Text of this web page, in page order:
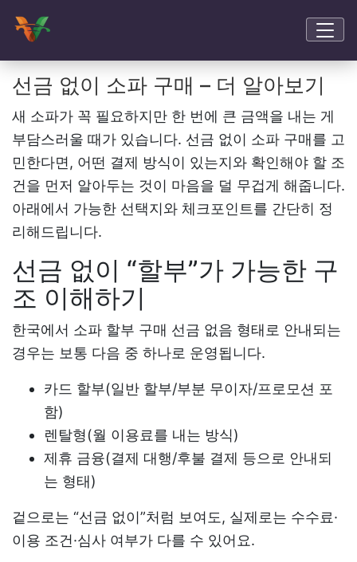
선금 없이 소파 구매 – 더 알아보기
새 소파가 꼭 필요하지만 한 번에 큰 금액을 내는 게
부담스러울 때가 있습니다. 선금 없이 소파 구매를 고
민한다면, 어떤 결제 방식이 있는지와 확인해야 할 조
건을 먼저 알아두는 것이 마음을 덜 무겁게 해줍니다.
아래에서 가능한 선택지와 체크포인트를 간단히 정
리해드립니다.
선금 없이 “할부”가 가능한 구
조 이해하기
한국에서 소파 할부 구매 선금 없음 형태로 안내되는
경우는 보통 다음 중 하나로 운영됩니다.
카드 할부(일반 할부/부분 무이자/프로모션 포
함)
렌탈형(월 이용료를 내는 방식)
제휴 금융(결제 대행/후불 결제 등으로 안내되
는 형태)
겉으로는 “선금 없이”처럼 보여도, 실제로는 수수료·
이용 조건·심사 여부가 다를 수 있어요.